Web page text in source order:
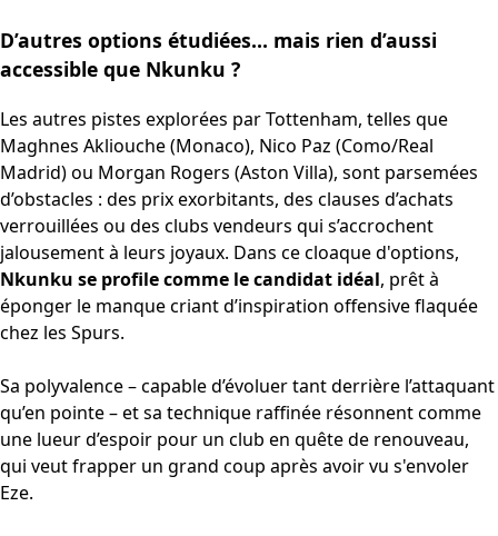
D’autres options étudiées… mais rien d’aussi
accessible que Nkunku ?
Les autres pistes explorées par Tottenham, telles que
Maghnes Akliouche (Monaco), Nico Paz (Como/Real
Madrid) ou Morgan Rogers (Aston Villa), sont parsemées
d’obstacles : des prix exorbitants, des clauses d’achats
verrouillées ou des clubs vendeurs qui s’accrochent
jalousement à leurs joyaux. Dans ce cloaque d'options,
Nkunku se profile comme le candidat idéal, prêt à
éponger le manque criant d’inspiration offensive flaquée
chez les Spurs.
Sa polyvalence – capable d’évoluer tant derrière l’attaquant
qu’en pointe – et sa technique raffinée résonnent comme
une lueur d’espoir pour un club en quête de renouveau,
qui veut frapper un grand coup après avoir vu s'envoler
Eze.